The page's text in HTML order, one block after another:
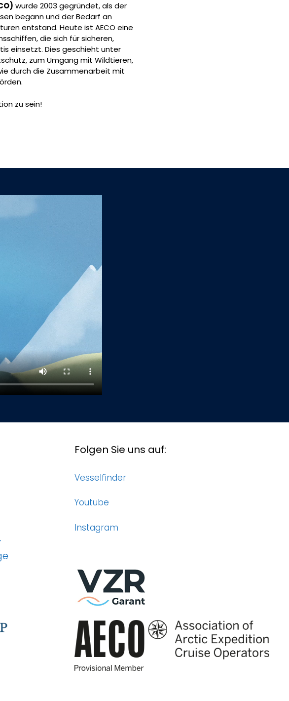
wurde 2003 gegründet, als der
begann und der Bedarf an
entstand. Heute ist AECO eine
die sich für sicheren,
einsetzt. Dies geschieht unter
zum Umgang mit Wildtieren,
durch die Zusammenarbeit mit
zu sein!
Folgen Sie uns auf:
Vesselfinder
Youtube
Instagram